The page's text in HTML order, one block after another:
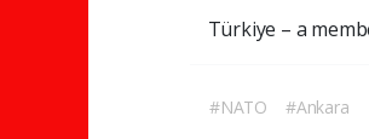
Türkiye – a
#NATO #Ankara